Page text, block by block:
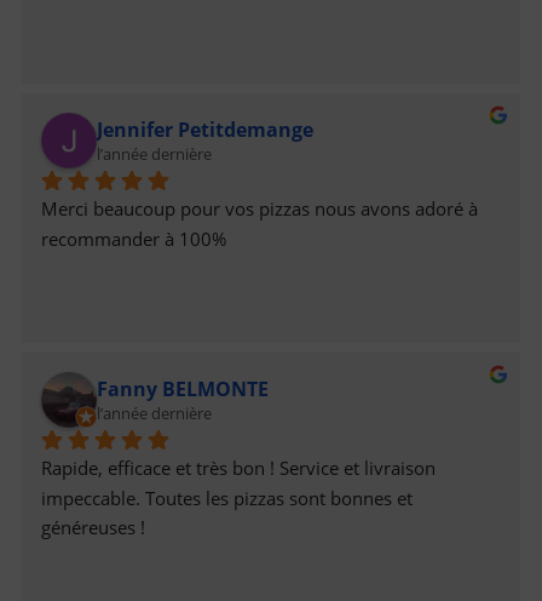
Jennifer Petitdemange
l’année dernière
Merci beaucoup pour vos pizzas nous avons adoré à
recommander à 100%
Fanny BELMONTE
l’année dernière
Rapide, efficace et très bon ! Service et livraison
impeccable. Toutes les pizzas sont bonnes et
généreuses !